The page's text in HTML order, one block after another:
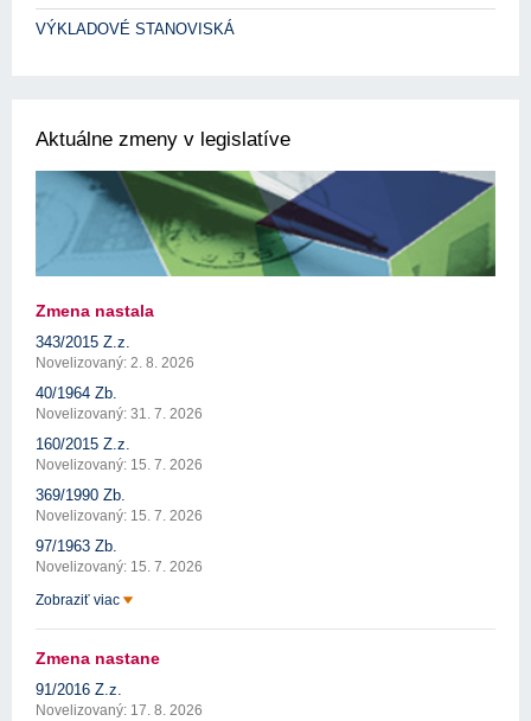
VÝKLADOVÉ STANOVISKÁ
Aktuálne zmeny v legislatíve
Zmena nastala
343/2015 Z.z.
Novelizovaný: 2. 8. 2026
40/1964 Zb.
Novelizovaný: 31. 7. 2026
160/2015 Z.z.
Novelizovaný: 15. 7. 2026
369/1990 Zb.
Novelizovaný: 15. 7. 2026
97/1963 Zb.
Novelizovaný: 15. 7. 2026
Zobraziť viac
Zmena nastane
91/2016 Z.z.
Novelizovaný: 17. 8. 2026